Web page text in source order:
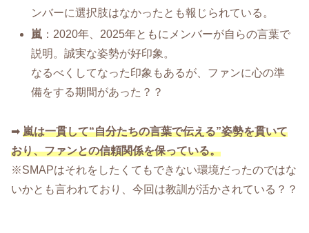
ンバーに選択肢はなかったとも報じられている。
嵐 ：2020年、2025年ともにメンバーが自らの言葉で
説明。誠実な姿勢が好印象。
なるべくしてなった印象もあるが、ファンに心の準
備をする期間があった？？
➡ 嵐は一貫して“自分たちの言葉で伝える”姿勢を貫いて
おり、ファンとの信頼関係を保っている。
※SMAPはそれをしたくてもできない環境だったのではな
いかとも言われており、今回は教訓が活かされている？？